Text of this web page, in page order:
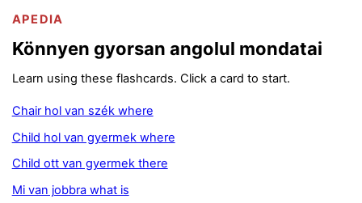
APEDIA
Könnyen gyorsan angolul mondatai
Learn using these flashcards. Click a card to start.
Chair hol van szék where
Child hol van gyermek where
Child ott van gyermek there
Mi van jobbra what is